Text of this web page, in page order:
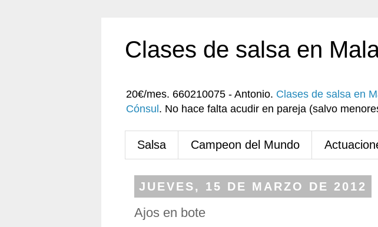
Clases de salsa en
20€/mes. 660210075 - Antonio. Clases de salsa en
Cónsul . No hace falta acudir en pareja (salvo
Salsa Campeon del Mundo
JUEVES, 15 DE MARZO DE 2012
Ajos en bote